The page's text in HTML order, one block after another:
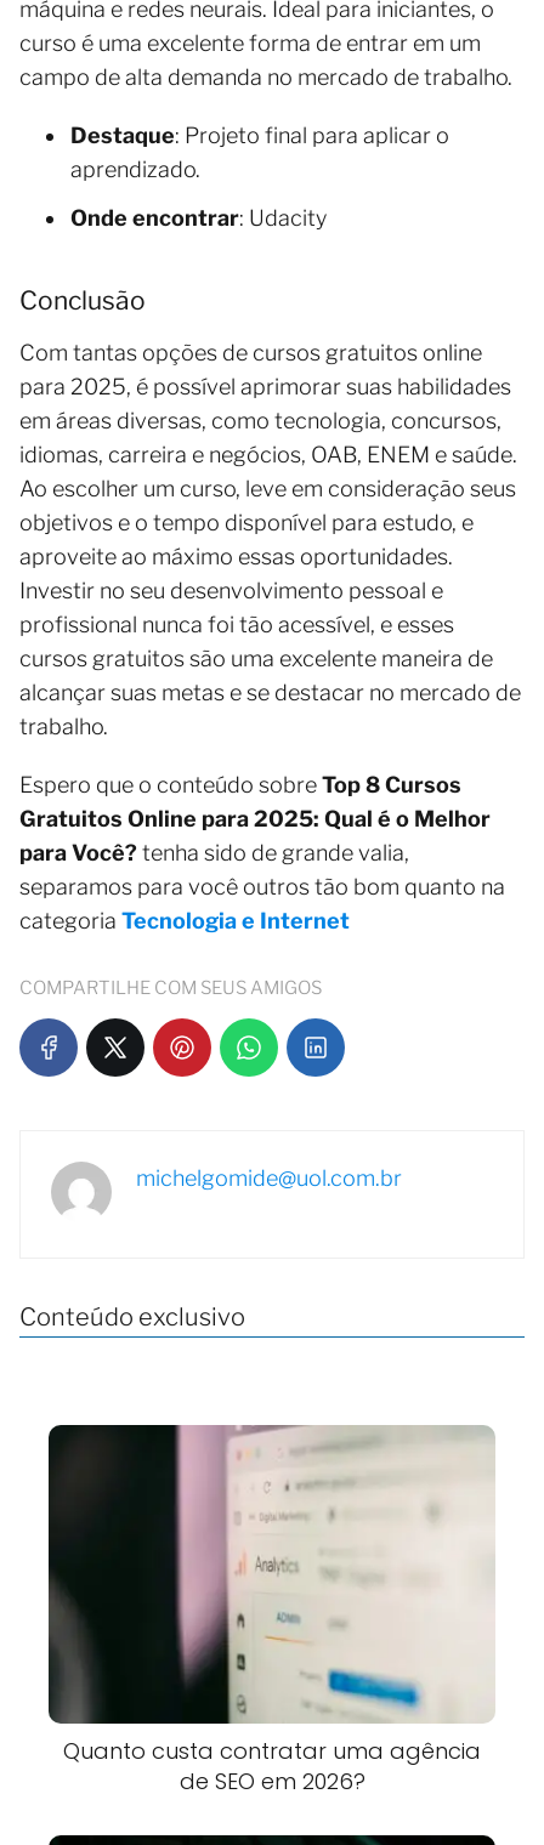
máquina e redes neurais. Ideal para iniciantes, o
curso é uma excelente forma de entrar em um
campo de alta demanda no mercado de trabalho.
Destaque: Projeto final para aplicar o
aprendizado.
Onde encontrar: Udacity
Conclusão
Com tantas opções de cursos gratuitos online
para 2025, é possível aprimorar suas habilidades
em áreas diversas, como tecnologia, concursos,
idiomas, carreira e negócios, OAB, ENEM e saúde.
Ao escolher um curso, leve em consideração seus
objetivos e o tempo disponível para estudo, e
aproveite ao máximo essas oportunidades.
Investir no seu desenvolvimento pessoal e
profissional nunca foi tão acessível, e esses
cursos gratuitos são uma excelente maneira de
alcançar suas metas e se destacar no mercado de
trabalho.
Espero que o conteúdo sobreTop 8 Cursos
Gratuitos Online para 2025: Qual é o Melhor
para Você?tenha sido de grande valia,
separamos para você outros tão bom quanto na
categoria Tecnologia e Internet
COMPARTILHE COM SEUS AMIGOS
michelgomide@uol.com.br
Conteúdo exclusivo
Quanto custa contratar uma agência
de SEO em 2026?